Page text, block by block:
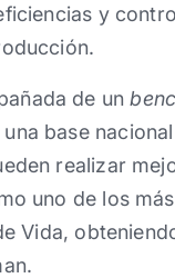
y
de un
base
realizar
uno de los
Vida,